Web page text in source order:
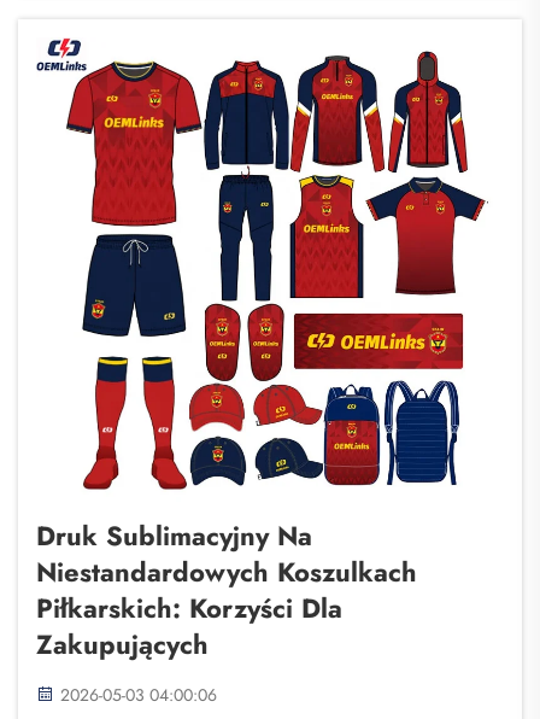
Druk Sublimacyjny Na
Niestandardowych Koszulkach
Piłkarskich: Korzyści Dla
Zakupujących
2026-05-03 04:00:06